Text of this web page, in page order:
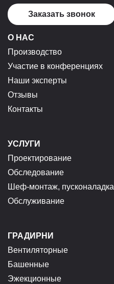
Заказать звонок
О НАС
Производство
Участие в конференциях
Наши эксперты
Отзывы
Контакты
УСЛУГИ
Проектирование
Обследование
Шеф-монтаж, пусконаладка
Обслуживание
ГРАДИРНИ
Вентиляторные
Башенные
Эжекционные